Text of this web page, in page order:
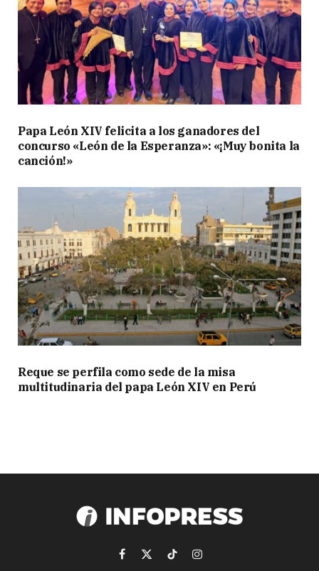
Papa León XIV felicita a los ganadores del
concurso «León de la Esperanza»: «¡Muy bonita la
canción!»
Reque se perfila como sede de la misa
multitudinaria del papa León XIV en Perú
Facebook
X
TikTokInstagram